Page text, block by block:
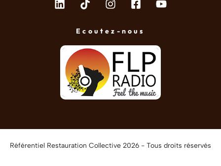
Ecoutez-nous
Référentiel Restauration Collective 2026 - Tous droits réservés